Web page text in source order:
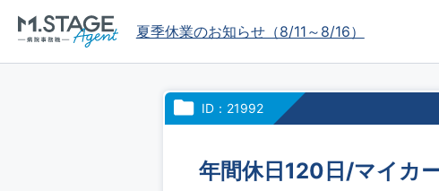
夏季休業のお知らせ（8/11～8/16）
ID：21992
年間休日120日/マイカ